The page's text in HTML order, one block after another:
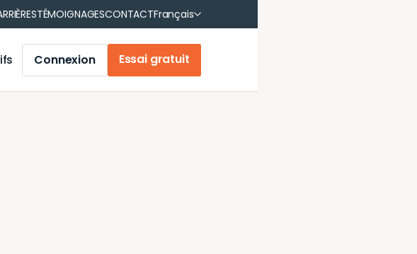
TÉMOIGNAGESCONTACTFrançais
Français (Canada)
Connexion Essai gratuit